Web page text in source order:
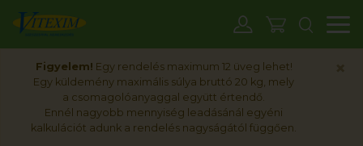
Figyelem! Egy rendelés maximum 12 üveg lehet!
Egy küldemény maximális súlya bruttó 20 kg, mely
a csomagolóanyaggal együtt értendő.
Ennél nagyobb mennyiség leadásánál egyéni
kalkulációt adunk a rendelés nagyságától függően.